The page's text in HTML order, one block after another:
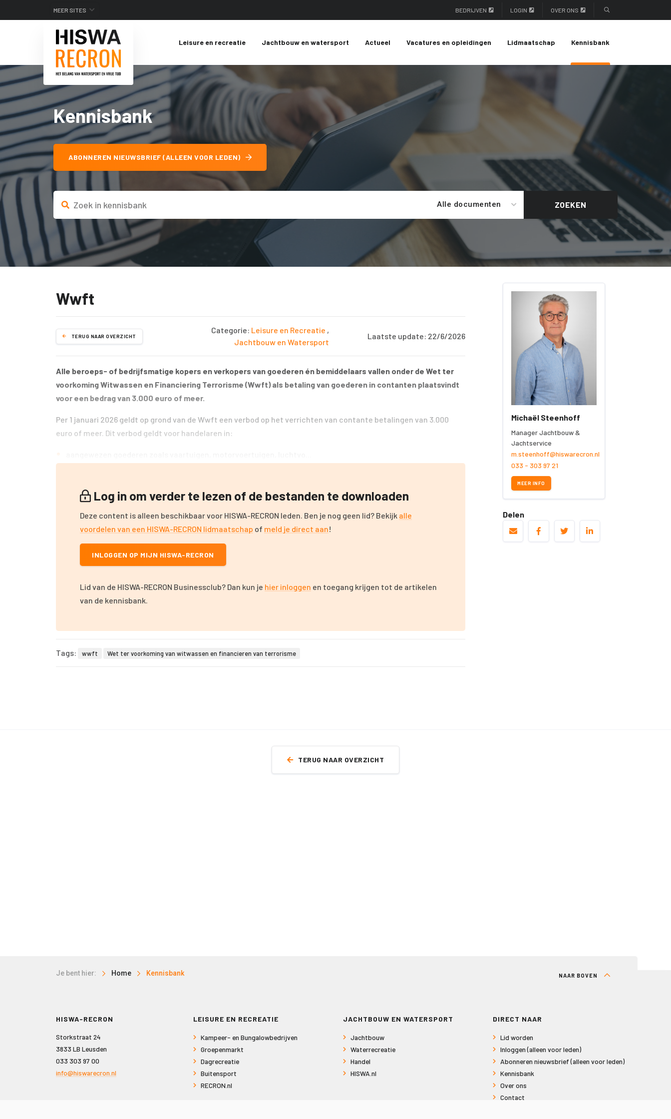
MEER SITES BEDRIJVEN LOGIN OVER ONS
Leisure en recreatie Jachtbouw en watersport Actueel Vacatures en opleidingen Lidmaatschap Kennisbank
Kennisbank
ABONNEREN NIEUWSBRIEF (ALLEEN VOOR LEDEN)
Alle documenten ZOEKEN
Wwft
TERUG NAAR OVERZICHT
Categorie: Leisure en Recreatie ,
Jachtbouw en Watersport
Laatste update: 22/6/2026
Alle beroeps- of bedrijfsmatige kopers en verkopers van goederen én bemiddelaars vallen onder de Wet ter
voorkoming Witwassen en Financiering Terrorisme (Wwft) als betaling van goederen in contanten plaatsvindt
voor een bedrag van 3.000 euro of meer.
Per 1 januari 2026 geldt op grond van de Wwft een verbod op het verrichten van contante betalingen van 3.000
euro of meer. Dit verbod geldt voor handelaren in:
Log in om verder te lezen of de bestanden te downloaden
Deze content is alleen beschikbaar voor HISWA-RECRON leden. Ben je nog geen lid? Bekijk alle
voordelen van een HISWA-RECRON lidmaatschap of meld je direct aan!
INLOGGEN OP MIJN HISWA-RECRON
Lid van de HISWA-RECRON Businessclub? Dan kun je hier inloggen en toegang krijgen tot de artikelen
van de kennisbank.
Tags: wwft Wet ter voorkoming van witwassen en financieren van terrorisme
Michaël Steenhoff
Manager Jachtbouw &
Jachtservice
m.steenhoff@hiswarecron.nl
033 - 303 97 21
MEER INFO
Delen
TERUG NAAR OVERZICHT
Je bent hier: Home Kennisbank NAAR BOVEN
HISWA-RECRON
Storkstraat 24
3833 LB Leusden
033 303 97 00
info@hiswarecron.nl
LEISURE EN RECREATIE
Kampeer- en Bungalowbedrijven
Groepenmarkt
Dagrecreatie
Buitensport
RECRON.nl
JACHTBOUW EN WATERSPORT
Jachtbouw
Waterrecreatie
Handel
HISWA.nl
DIRECT NAAR
Lid worden
Inloggen (alleen voor leden)
Abonneren nieuwsbrief (alleen voor leden)
Kennisbank
Over ons
Contact